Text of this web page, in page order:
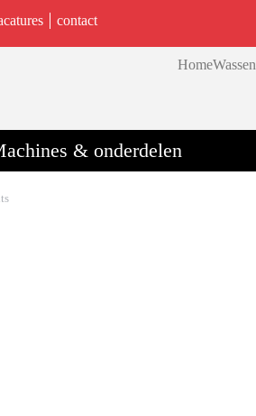
contact
& onderdelen
HomeWassen